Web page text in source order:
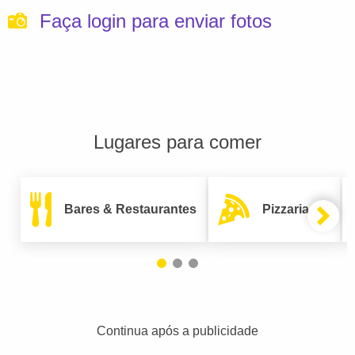
Faça login para enviar fotos
Lugares para comer
Bares & Restaurantes Pizzarias
Continua após a publicidade